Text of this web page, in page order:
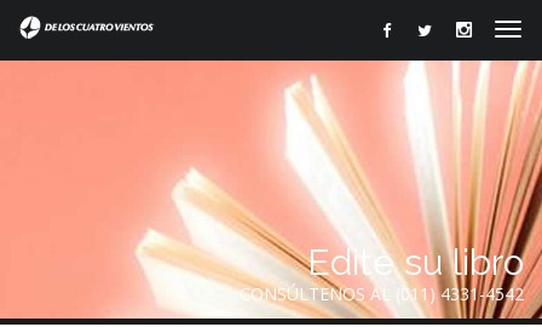
Edite su libro
CONSÚLTENOS AL (011) 4331-4542